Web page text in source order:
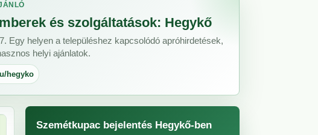
és szolgáltatások: Hegykő
Egy helyen a településhez kapcsolódó apróhirdetések,
helyi ajánlatok.
hegyko
Szemétkupac bejelentés Hegykő-ben